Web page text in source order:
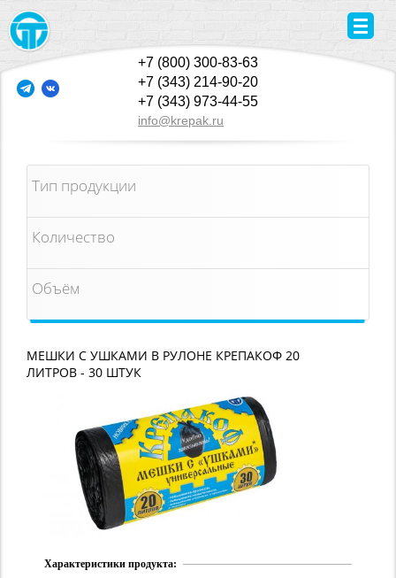
+7 (800) 300-83-63
+7 (343) 214-90-20
+7 (343) 973-44-55
info@krepak.ru
Тип продукции
Количество
Объём
МЕШКИ С УШКАМИ В РУЛОНЕ КРЕПАКОФ 20
ЛИТРОВ - 30 ШТУК
Характеристики продукта: